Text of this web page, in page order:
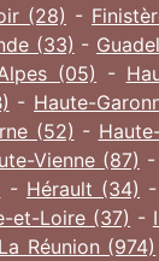
(28) -
(33) -
(05) -
- Haute-
(52) -
Vienne (87) -
- Hérault (34) -
et-Loire (37) -
La Réunion (974)